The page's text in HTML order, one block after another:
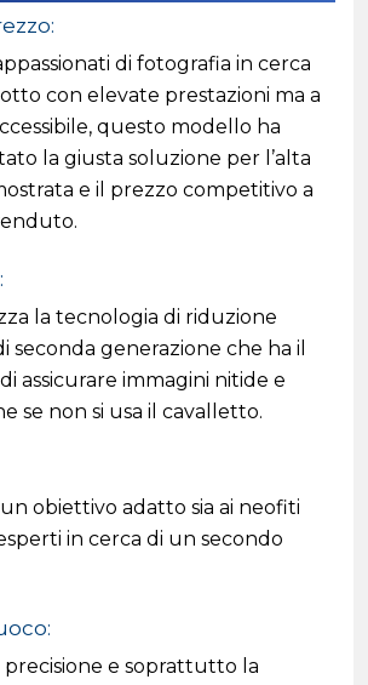
di fotografia in cerca
con elevate prestazioni ma a
questo modello ha
la giusta soluzione per l’alta
e il prezzo competitivo a
la tecnologia di riduzione
seconda generazione che ha il
assicurare immagini nitide e
se non si usa il cavalletto.
obiettivo adatto sia ai neofiti
in cerca di un secondo
precisione e soprattutto la